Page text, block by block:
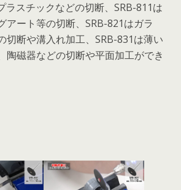
ラスチックなどの切断、SRB-811は
アート等の切断、SRB-821はガラ
切断や溝入れ加工、SRB-831は薄い
陶磁器などの切断や平面加工ができ